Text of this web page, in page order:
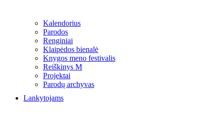
Kalendorius
Parodos
Renginiai
Klaipėdos bienalė
Knygos meno festivalis
Reiškinys M
Projektai
Parodų archyvas
Lankytojams